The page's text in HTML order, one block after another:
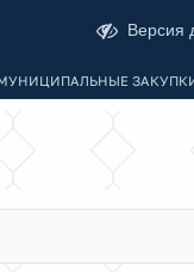
Версия